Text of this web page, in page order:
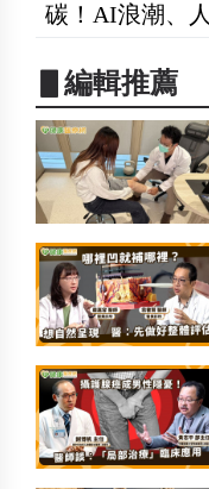
碳！AI浪潮、
▋編輯推薦